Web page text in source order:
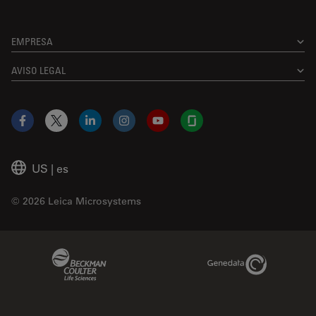
EMPRESA
AVISO LEGAL
US | es
© 2026 Leica Microsystems
Facebook
X LinkedInInstagramYouTubeGlassdoor
Genedata Link